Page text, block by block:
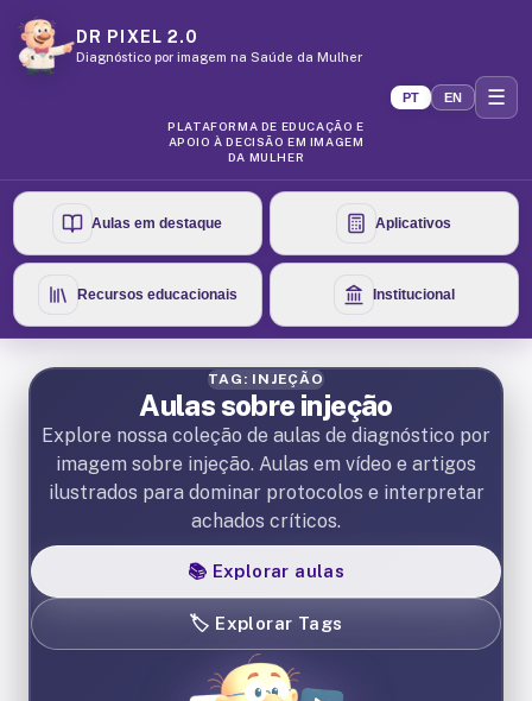
DR PIXEL 2.0
Diagnóstico por imagem na Saúde da Mulher
PLATAFORMA DE EDUCAÇÃO E
APOIO À DECISÃO EM IMAGEM
DA MULHER
PT EN ☰
Aulas em destaque Aplicativos
Recursos educacionais Institucional
TAG: INJEÇÃO
Aulas sobre injeção
Explore nossa coleção de aulas de diagnóstico por
imagem sobre injeção. Aulas em vídeo e artigos
ilustrados para dominar protocolos e interpretar
achados críticos.
📚 Explorar aulas
🏷️ Explorar Tags